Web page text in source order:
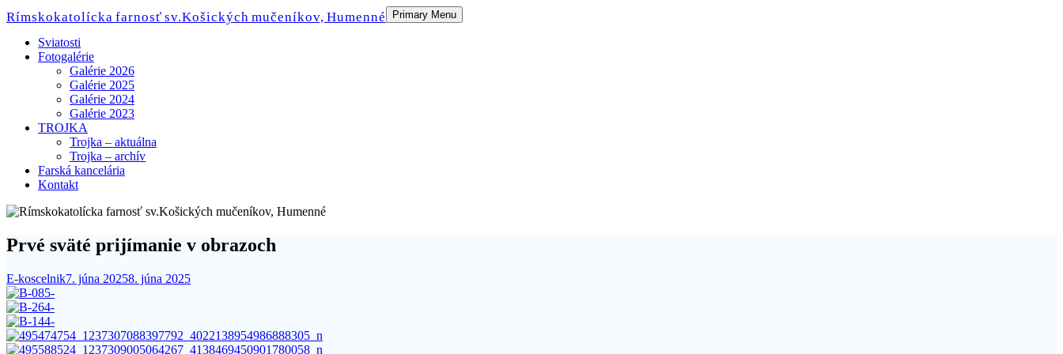
Skip
to
content
Rímskokatolícka farnosť sv.Košických mučeníkov, Humenné Primary Menu
Sviatosti
Fotogalérie
Galérie 2026
Galérie 2025
Galérie 2024
Galérie 2023
TROJKA
Trojka – aktuálna
Trojka – archív
Farská kancelária
Kontakt
Prvé sväté prijímanie v obrazoch
E-koscelnik7. júna 20258. júna 2025